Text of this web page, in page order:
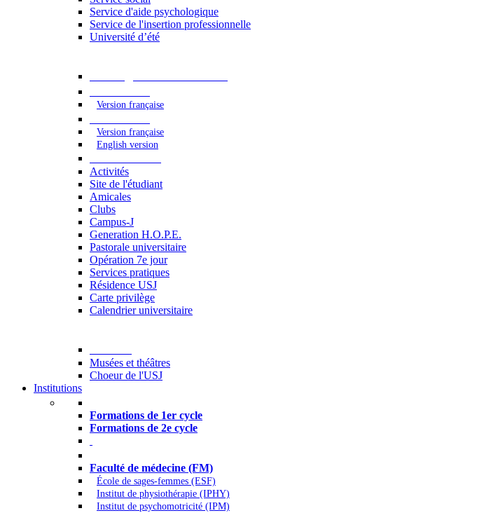
Service d'aide psychologique
Service de l'insertion professionnelle
Université d’été
Version française
Version française
English version
Activités
Site de l'étudiant
Amicales
Clubs
Campus-J
Generation H.O.P.E.
Pastorale universitaire
Opération 7e jour
Services pratiques
Résidence USJ
Carte privilège
Calendrier universitaire
Musées et théâtres
Choeur de l'USJ
Institutions
Formations de 1er cycle
Formations de 2e cycle
Faculté de médecine (FM)
École de sages-femmes (ESF)
Institut de physiothérapie (IPHY)
Institut de psychomotricité (IPM)